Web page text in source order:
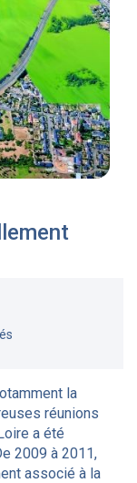
la
réunions
a été
2009 à 2011,
associé à la